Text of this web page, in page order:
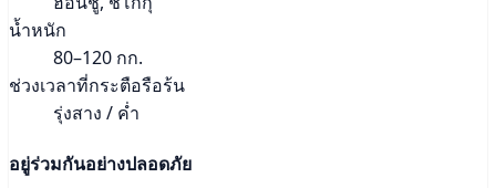
น้ำหนัก
80–120 กก.
ช่วงเวลาที่กระตือรือร้น
รุ่งสาง / ค่ำ
อยู่ร่วมกันอย่างปลอดภัย